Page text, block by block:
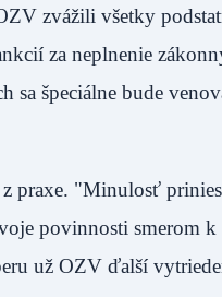
zvážili všetky
za neplnenie
špeciálne bude
praxe. "Minulosť
povinnosti smerom k
už OZV ďalší